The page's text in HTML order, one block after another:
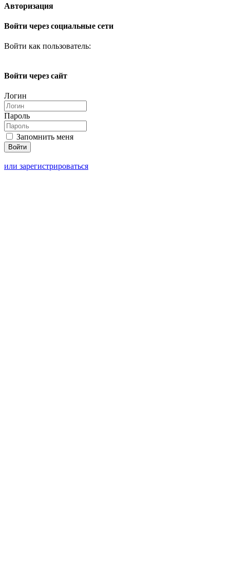
Авторизация
Войти через социальные сети
Войти как пользователь:
Войти через сайт
Логин
Пароль
Запомнить меня
или зарегистрироваться